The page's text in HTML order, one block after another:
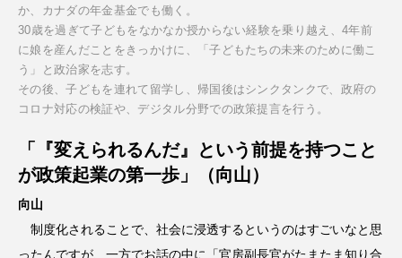
か、カナダの年金基金でも働く。
30歳を過ぎて子どもをなかなか授からない経験を乗り越え、4年前
に娘を産んだことをきっかけに、「子どもたちの未来のために働こ
う」と政治家を志す。
その後、子どもを連れて留学し、帰国後はシンクタンクで、政府の
コロナ対応の検証や、デジタル分野での政策提言を行う。
「『変えられるんだ』という前提を持つこと
が政策起業の第一歩」（向山）
向山
制度化されることで、社会に浸透するというのはすごいなと思
ったんですが、一方でお話の中に「官房副長官がたまたま知り合